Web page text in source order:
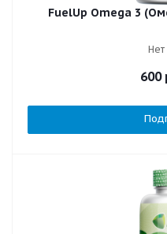
FuelUp Omega 3
Нет
600